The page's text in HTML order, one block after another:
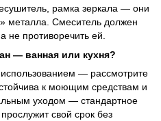
рамка зеркала — они
металла. Смеситель должен
не противоречить ей.
— ванная или кухня?
— рассмотрите
к моющим средствам и
уходом — стандартное
свой срок без